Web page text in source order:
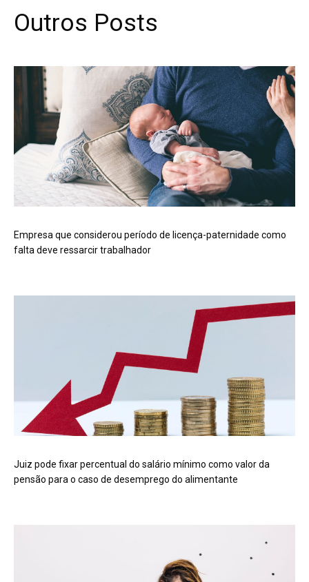
Outros Posts
Empresa que considerou período de licença-paternidade como
falta deve ressarcir trabalhador
Juiz pode fixar percentual do salário mínimo como valor da
pensão para o caso de desemprego do alimentante